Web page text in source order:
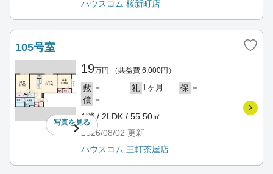
ハウスコム 桜新町店
105号室
写真を見る
19万円 （共益費 6,000円）
敷 － 礼 1ヶ月 保 －
償 －
1階 / 2LDK / 55.50㎡
2026/08/02 更新
ハウスコム 三軒茶屋店